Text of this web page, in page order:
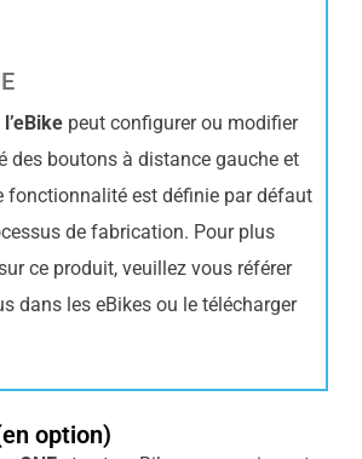
peut configurer ou modifier
des boutons à distance gauche et
fonctionnalité est définie par défaut
de fabrication. Pour plus
ce produit, veuillez vous référer
dans les eBikes ou le télécharger
option)